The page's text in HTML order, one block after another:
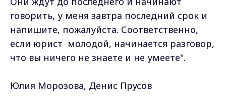
говорить, у меня завтра последний срок и
напишите, пожалуйста. Соответственно,
если юрист молодой, начинается разговор,
что вы ничего не знаете и не умеете".
Юлия Морозова, Денис Прусов